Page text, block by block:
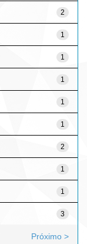
2
1
1
1
1
1
2
1
1
3
Próximo >